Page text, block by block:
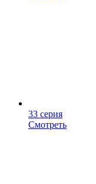
33 серия
Смотреть